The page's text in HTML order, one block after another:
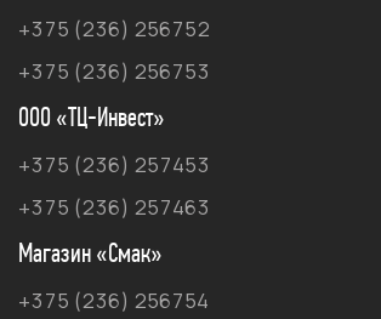
+375 (236) 256752
+375 (236) 256753
ООО «ТЦ-Инвест»
+375 (236) 257453
+375 (236) 257463
Магазин «Смак»
+375 (236) 256754